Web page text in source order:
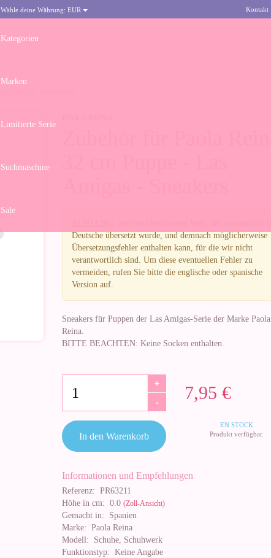
Wähle deine Währung: EUR Kontakt
Kategorien
Marken
Limitierte Serie
Suchmaschine
Sale
Deutsche übersetzt wurde, und demnach möglicherweise
Übersetzungsfehler enthalten kann, für die wir nicht
verantwortlich sind. Um diese eventuellen Fehler zu
vermeiden, rufen Sie bitte die englische oder spanische
Version auf.
Sneakers für Puppen der Las Amigas-Serie der Marke Paola
Reina.
BITTE BEACHTEN: Keine Socken enthalten.
7,95 €
+
-
EN STOCK
Produkt verfügbar.
In den Warenkorb
Informationen und Empfehlungen
Referenz: PR63211
Höhe in cm: 0.0 (Zoll-Ansicht)
Gemacht in: Spanien
Marke: Paola Reina
Modell: Schuhe, Schuhwerk
Funktionstyp: Keine Angabe